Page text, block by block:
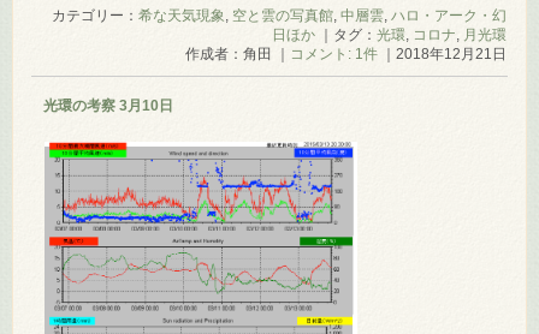
カテゴリー： 希な天気現象, 空と雲の写真館, 中層雲, ハロ・アーク・幻
日ほか｜タグ： 光環, コロナ, 月光環
作成者：角田 ｜
コメント: 1件｜2018年12月21日
光環の考察 3月10日